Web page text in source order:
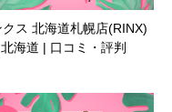
クス 北海道札幌店(RINX)
海道 | 口コミ・評判